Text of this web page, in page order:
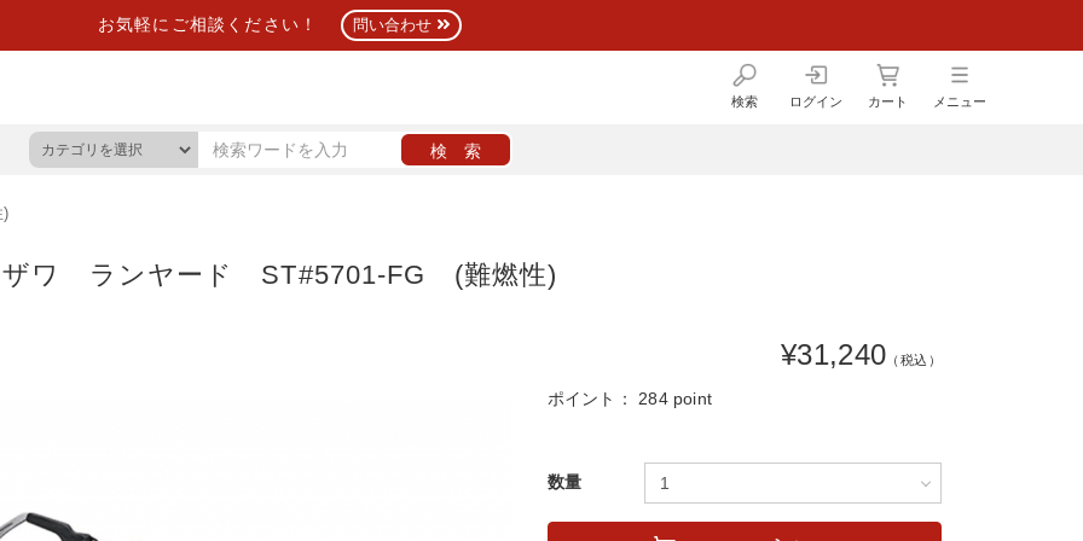
お気軽にご相談ください！ 問い合わせ
検索 ログイン カート メニュー
)
ザワ ランヤード ST#5701-FG (難燃性)
¥31,240 （税込）
ポイント： 284 point
数量